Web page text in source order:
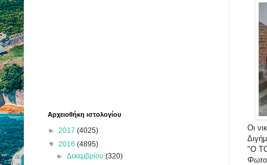
Οι
"Ο
Αρχειοθήκη ιστολογίου
► 2017 (4025)
▼ 2016 (4895)
►Δεκεμβρίου(320)